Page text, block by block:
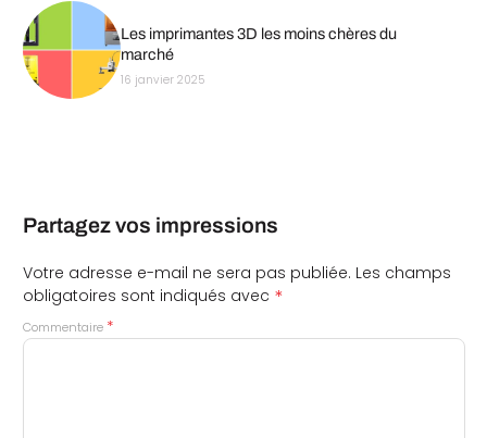
Les imprimantes 3D les moins chères du
marché
16 janvier 2025
Partagez vos impressions
Votre adresse e-mail ne sera pas publiée. Les champs
obligatoires sont indiqués avec *
Commentaire *